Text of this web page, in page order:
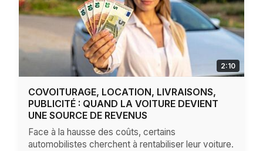
2:10
COVOITURAGE, LOCATION, LIVRAISONS,
PUBLICITÉ : QUAND LA VOITURE DEVIENT
UNE SOURCE DE REVENUS
Face à la hausse des coûts, certains
automobilistes cherchent à rentabiliser leur voiture.